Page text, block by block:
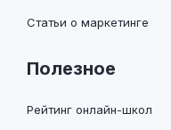
Статьи о маркетинге
Полезное
Рейтинг онлайн-школ